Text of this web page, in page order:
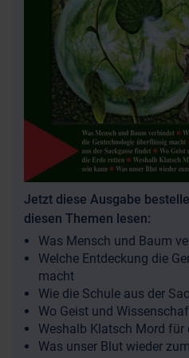
Jetzt diese Ausgabe
diesen Themen lesen:
Was Mensch und Baum
Welche Entdeckung die
macht
Wie die Schule aus der
Wo Geist und
Weshalb Klatsch Mord für
Was unser Blut wieder